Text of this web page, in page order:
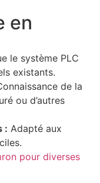
en
le système PLC
existants.
de la
ou d’autres
: Adapté aux
pour diverses